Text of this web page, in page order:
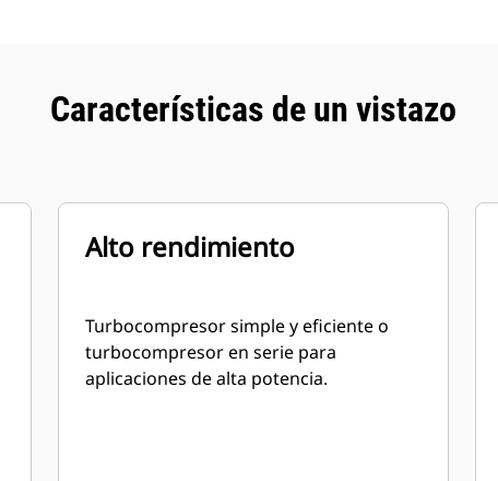
Características de un vistazo
Alto rendimiento
Turbocompresor simple y eficiente o
turbocompresor en serie para
aplicaciones de alta potencia.